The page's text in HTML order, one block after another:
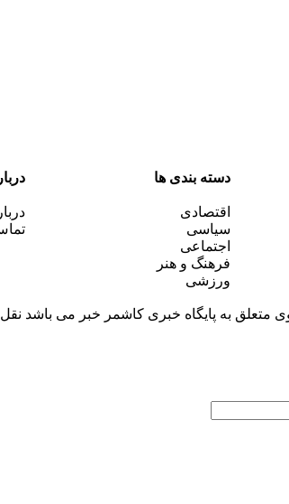
دسته بندی ها
اقتصادی
سیاسی
اجتماعی
فرهنگ و هنر
ورزشی
متعلق به پایگاه خبری کاشمر خبر می باشد نقل